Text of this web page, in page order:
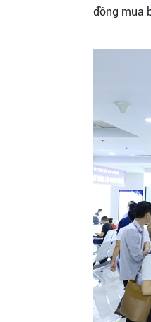
đồng mua